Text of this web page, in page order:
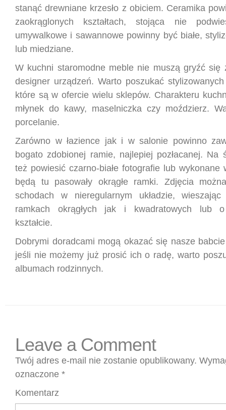
stanąć drewniane krzesło z obiciem. Ceramika
zaokrąglonych kształtach, stojąca nie
umywalkowe i sawannowe powinny być białe,
lub miedziane.
W kuchni staromodne meble nie muszą gryźć się
designer urządzeń. Warto poszukać
które są w ofercie wielu sklepów. Charakteru
młynek do kawy, maselniczka czy moździerz.
porcelanie.
Zarówno w łazience jak i w salonie powinno
bogato zdobionej ramie, najlepiej pozłacanej. Na
też powiesić czarno-białe fotografie lub wykonane
będą tu pasowały okrągłe ramki. Zdjęcia
schodach w nieregularnym układzie,
ramkach okrągłych jak i kwadratowych lub o
kształcie.
Dobrymi doradcami mogą okazać się nasze
jeśli nie możemy już prosić ich o radę, warto
albumach rodzinnych.
Leave a Comment
Twój adres e-mail nie zostanie opublikowany.
oznaczone *
Komentarz